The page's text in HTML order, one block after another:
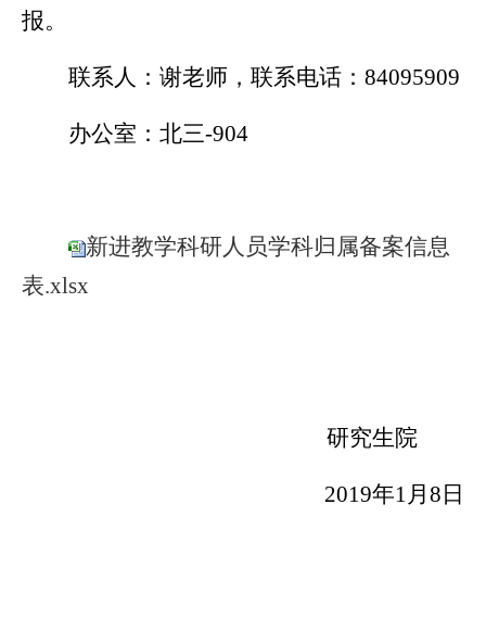
报。
联系人：谢老师，联系电话： 84095909
办公室：北三-904
新进教学科研人员学科归属备案信息
表.xlsx
研究生院
2019年1月 8 日